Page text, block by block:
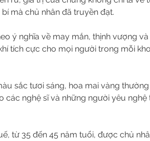
mà chủ nhân đã truyền đạt.
ý nghĩa về may mắn, thịnh vượng
tích cực cho mọi người trong mỗi
sắc tươi sáng, hoa mai vàng
các nghệ sĩ và những người yêu nghệ
từ 35 đến 45 năm tuổi, được chủ